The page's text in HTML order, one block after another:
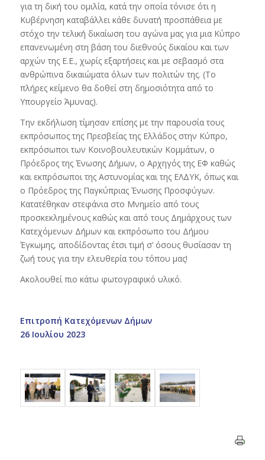
για τη δική του ομιλία, κατά την οποία τόνισε ότι η
Κυβέρνηση καταβάλλει κάθε δυνατή προσπάθεια με
στόχο την τελική δικαίωση του αγώνα μας για μια Κύπρο
επανενωμένη στη βάση του διεθνούς δικαίου και των
αρχών της Ε.Ε., χωρίς εξαρτήσεις και με σεβασμό στα
ανθρώπινα δικαιώματα όλων των πολιτών της. (Το
πλήρες κείμενο θα δοθεί στη δημοσιότητα από το
Υπουργείο Άμυνας).
Την εκδήλωση τίμησαν επίσης με την παρουσία τους
εκπρόσωπος της Πρεσβείας της Ελλάδος στην Κύπρο,
εκπρόσωποι των Κοινοβουλευτικών Κομμάτων, ο
Πρόεδρος της Ένωσης Δήμων, ο Αρχηγός της ΕΦ καθώς
και εκπρόσωποι της Αστυνομίας και της ΕΛΔΥΚ, όπως και
ο Πρόεδρος της Παγκύπριας Ένωσης Προσφύγων.
Κατατέθηκαν στεφάνια στο Μνημείο από τους
προσκεκλημένους καθώς και από τους Δημάρχους των
Κατεχόμενων Δήμων και εκπρόσωπο του Δήμου
Έγκωμης, αποδίδοντας έτσι τιμή σ’ όσους θυσίασαν τη
ζωή τους για την ελευθερία του τόπου μας!
Ακολουθεί πιο κάτω φωτογραφικό υλικό.
Επιτροπή Κατεχόμενων Δήμων
26 Ιουλίου 2023